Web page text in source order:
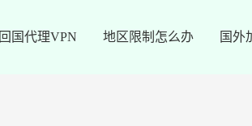
回国代理VPN 地区限制怎么办 国外